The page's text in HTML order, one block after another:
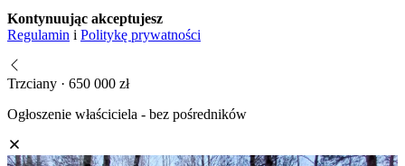
Kontynuując akceptujesz
Regulamin i Politykę prywatności
Trzciany · 650 000 zł
Ogłoszenie właściciela - bez pośredników